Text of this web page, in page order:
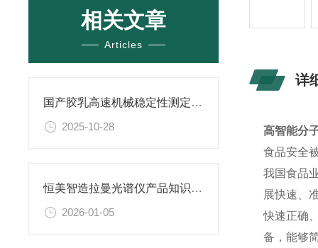
相关文章
Articles
国产胶乳高速机械稳定性测定仪10月榜单：恒美智造显设备可靠性
2025-10-28
恒美智造拉曼光谱仪产品知识图谱报告书
2026-01-05
详
高智能分
食品安全
我国食品
展快速、
快速正确
备，能够